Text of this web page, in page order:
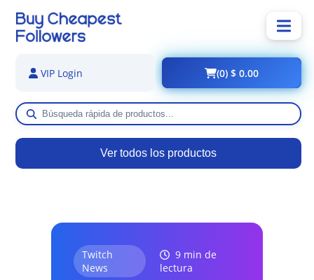
Ver todos los productos
VIP Login (0) $ 0.00
Twitch
News
9 min de
lectura